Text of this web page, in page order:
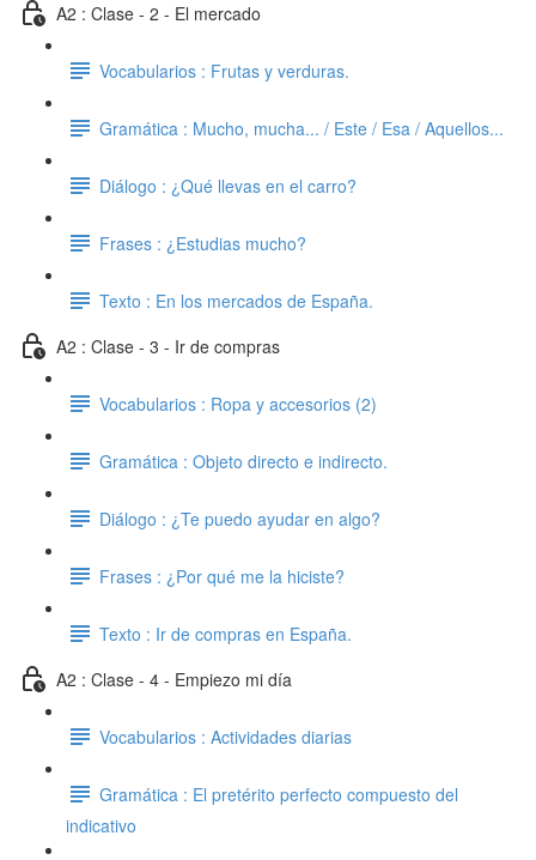
A2 : Clase - 2 - El mercado
Vocabularios : Frutas y verduras.
Gramática : Mucho, mucha... / Este / Esa / Aquellos...
Diálogo : ¿Qué llevas en el carro?
Frases : ¿Estudias mucho?
Texto : En los mercados de España.
A2 : Clase - 3 - Ir de compras
Vocabularios : Ropa y accesorios (2)
Gramática : Objeto directo e indirecto.
Diálogo : ¿Te puedo ayudar en algo?
Frases : ¿Por qué me la hiciste?
Texto : Ir de compras en España.
A2 : Clase - 4 - Empiezo mi día
Vocabularios : Actividades diarias
Gramática : El pretérito perfecto compuesto del
indicativo